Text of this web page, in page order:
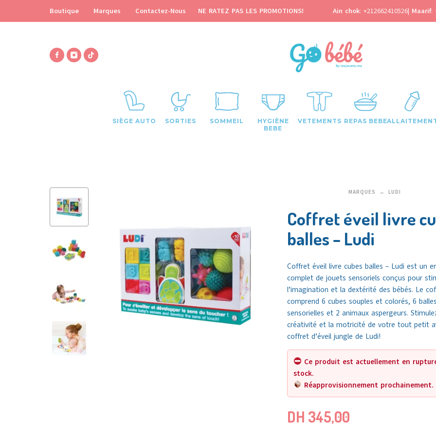
Boutique Marques Contactez-Nous NE RATEZ PAS LES PROMOTIONS! Ain chok: +212662410526| Maarif:
SIÈGE AUTO SORTIES SOMMEIL
HYGIÈNE
BEBE
VETEMENTS REPAS BEBE
MARQUES LUDI
Coffret éveil livre
balles – Ludi
Coffret éveil livre cubes balles – Ludi est un
complet de jouets sensoriels conçus pour
l’imagination et la dextérité des bébés. Le
comprend 6 cubes souples et colorés, 6 balles
sensorielles et 2 animaux aspergeurs.
créativité et la motricité de votre tout petit
coffret d’éveil jungle de Ludi!
Ce produit est actuellement en
stock.
Réapprovisionnement prochainement.
DH 345,00